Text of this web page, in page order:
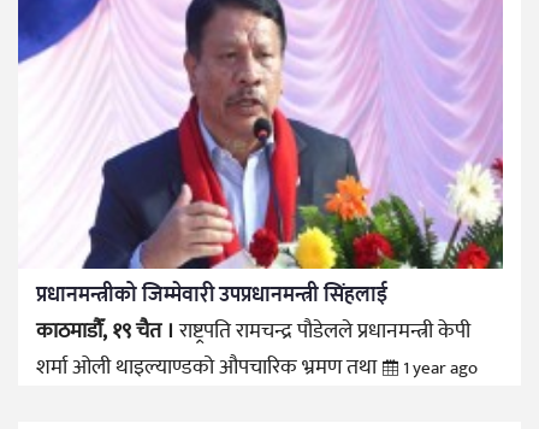
प्रधानमन्त्रीको जिम्मेवारी उपप्रधानमन्त्री सिंहलाई
काठमाडौँ, १९ चैत ।राष्ट्रपति रामचन्द्र पौडेलले प्रधानमन्त्री केपी
शर्मा ओली थाइल्याण्डको औपचारिक भ्रमण तथा
1 year ago